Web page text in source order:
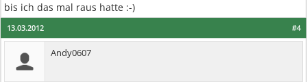
bis ich das mal raus hatte :-)
#4
13.03.2012
Andy0607